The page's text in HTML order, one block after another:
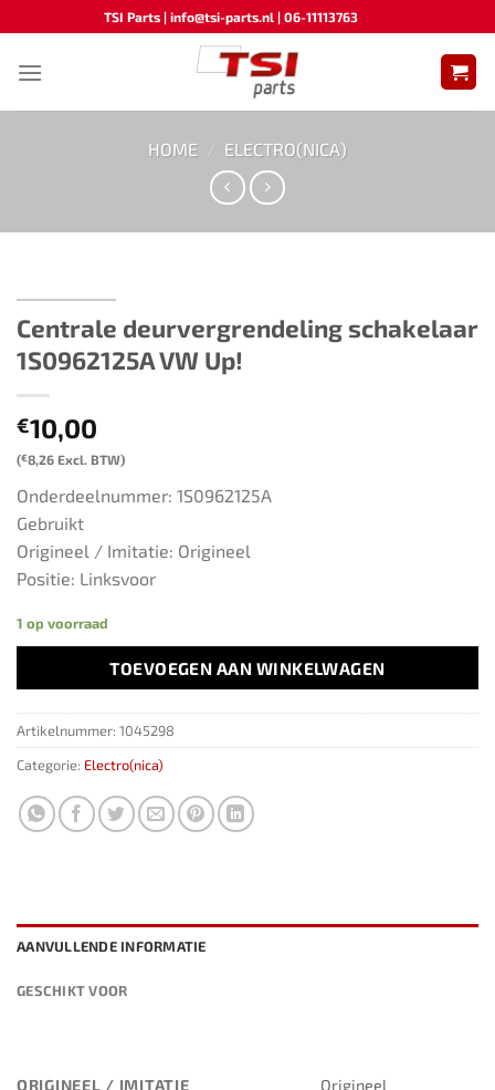
naar
inhoud
TSI Parts | info@tsi-parts.nl | 06-11113763
HOME / ELECTRO(NICA)
Centrale deurvergrendeling schakelaar
1S0962125A VW Up!
€10,00
(€8,26 Excl. BTW)
Onderdeelnummer: 1S0962125A
Gebruikt
Origineel / Imitatie: Origineel
Positie: Linksvoor
1 op voorraad
TOEVOEGEN AAN WINKELWAGEN
Artikelnummer: 1045298
Categorie: Electro(nica)
AANVULLENDE INFORMATIE
GESCHIKT VOOR
ORIGINEEL / IMITATIE Origineel